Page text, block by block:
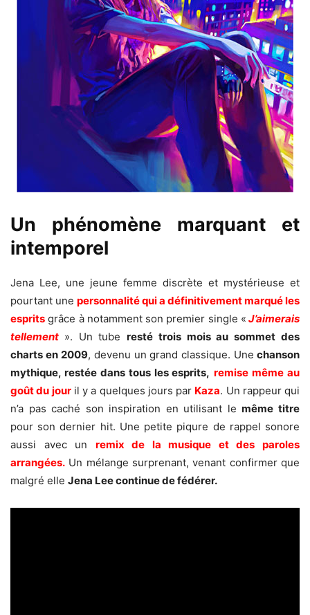
Un phénomène marquant et
intemporel
Jena Lee, une jeune femme discrète et mystérieuse et
pourtant une personnalité qui a définitivement marqué les
esprits grâce à notamment son premier single « J’aimerais
tellement ». Un tuberesté trois mois au sommet des
charts en 2009, devenu un grand classique. Une chanson
mythique, restée dans tous les esprits, remise même au
goût du jour il y a quelques jours par Kaza. Un rappeur qui
n’a pas caché son inspiration en utilisant lemême titre
pour son dernier hit. Une petite piqure de rappel sonore
aussi avec un remix de la musique et des paroles
arrangées. Un mélange surprenant, venant confirmer que
malgré elle Jena Lee continue de fédérer.